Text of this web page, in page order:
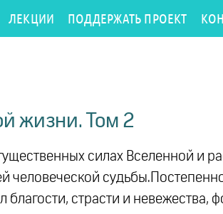
ЛЕКЦИИ ПОДДЕРЖАТЬ ПРОЕКТ
жизни. Том 2
силах Вселенной и
человеческой судьбы.Постепенно
благости, страсти и невежества,